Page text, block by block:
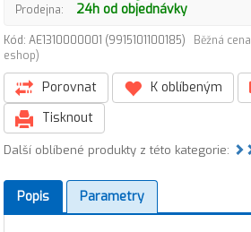
Prodejna: 24h od objednávky
Kód: AE1310000001 (9915101100185)
Běžná
eshop)
Porovnat K oblíbeným
Tisknout
Další oblíbené produkty z této kategorie:
Popis Parametry